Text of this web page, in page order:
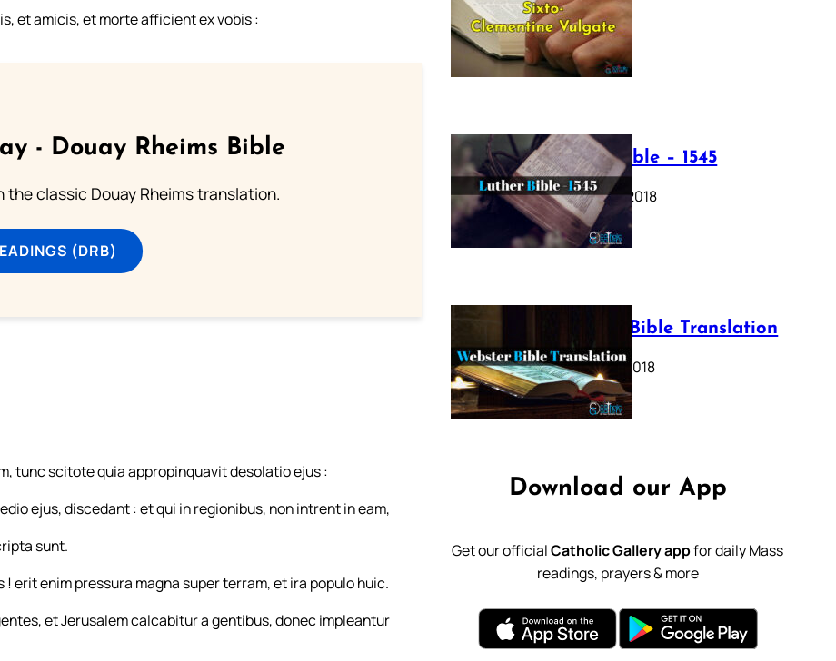
et amicis, et morte afficient ex vobis :
- Douay Rheims Bible
the classic Douay Rheims translation.
(DRB)
tunc scitote quia appropinquavit desolatio ejus :
ejus, discedant : et qui in regionibus, non intrent in eam,
sunt.
enim pressura magna super terram, et ira populo huic.
et Jerusalem calcabitur a gentibus, donec impleantur
Vulgate
July 12, 2025
Luther Bible – 1545
October 17, 2018
Webster Bible Translation
October 11, 2018
Download our App
Get our officialCatholic Gallery appfor daily Mass
readings, prayers & more